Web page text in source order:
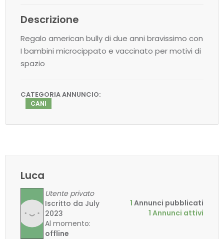
Descrizione
Regalo american bully di due anni bravissimo con
I bambini microcippato e vaccinato per motivi di
spazio
CATEGORIA ANNUNCIO:
CANI
Luca
Utente privato
Iscritto da July
2023
Al momento:
offline
1 Annunci pubblicati
1 Annunci attivi